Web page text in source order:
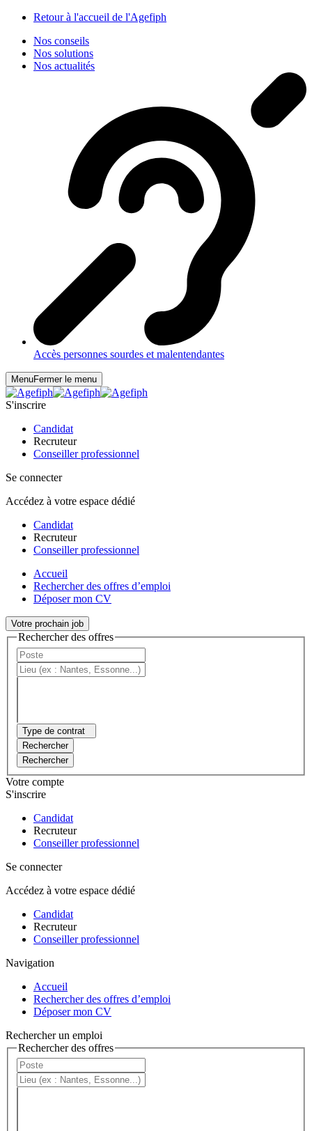
Retour à l'accueil de l'Agefiph
Nos conseils
Nos solutions
Nos actualités
Accès personnes sourdes et malentendantes
MenuFermer le menu
S'inscrire
Candidat
Recruteur
Conseiller professionnel
Se connecter
Accédez à votre espace dédié
Candidat
Recruteur
Conseiller professionnel
Accueil
Rechercher des offres d’emploi
Déposer mon CV
Votre prochain job
Rechercher des offres
Type de contrat
Rechercher
Rechercher
Votre compte
S'inscrire
Candidat
Recruteur
Conseiller professionnel
Se connecter
Accédez à votre espace dédié
Candidat
Recruteur
Conseiller professionnel
Navigation
Accueil
Rechercher des offres d’emploi
Déposer mon CV
Rechercher un emploi
Rechercher des offres